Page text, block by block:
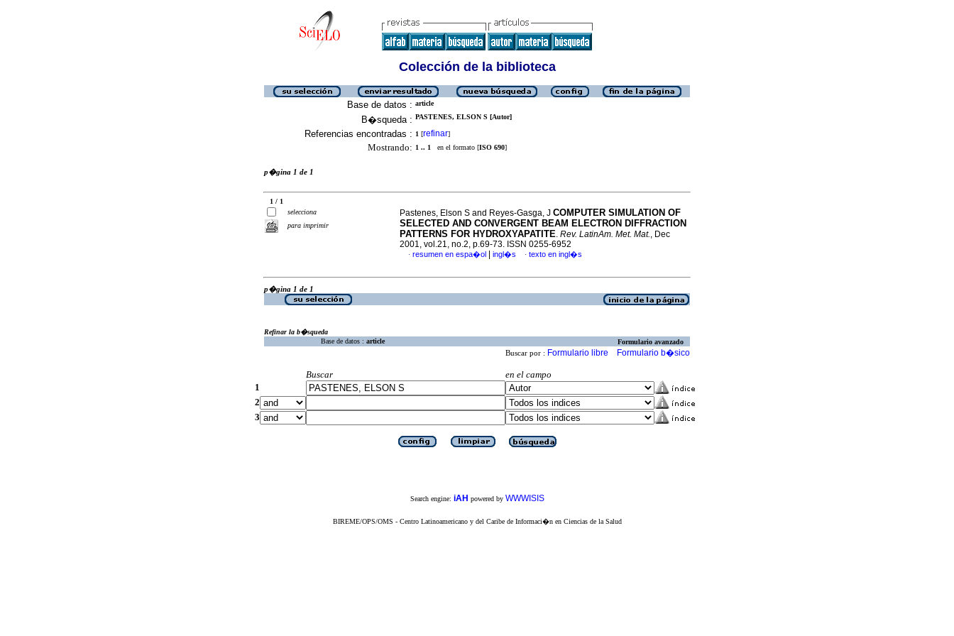
Colección de la biblioteca
Base de datos : article
B�squeda : PASTENES, ELSON S [Autor]
Referencias encontradas : 1 [refinar]
Mostrando: 1 .. 1 en el formato [ISO 690]
p�gina 1 de 1
1 / 1
selecciona
para imprimir
Pastenes, Elson S and Reyes-Gasga, J COMPUTER SIMULATION OF
SELECTED AND CONVERGENT BEAM ELECTRON DIFFRACTION
PATTERNS FOR HYDROXYAPATITE. Rev. LatinAm. Met. Mat., Dec
2001, vol.21, no.2, p.69-73. ISSN 0255-6952
· resumen en espa�ol ingl�s · texto en ingl�s
p�gina 1 de 1
Refinar la b�squeda
Base de datos : article Formulario avanzado
Buscar por : Formulario libre Formulario b�sico
Buscar
en el campo
1
2
3
Search engine: iAH powered by WWWISIS
BIREME/OPS/OMS - Centro Latinoamericano y del Caribe de Informaci�n en Ciencias de la Salud